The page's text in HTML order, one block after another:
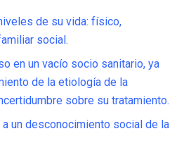
de su vida: físico,
social.
en un vacío socio sanitario, ya
de la etiología de la
sobre su tratamiento.
un desconocimiento social de la